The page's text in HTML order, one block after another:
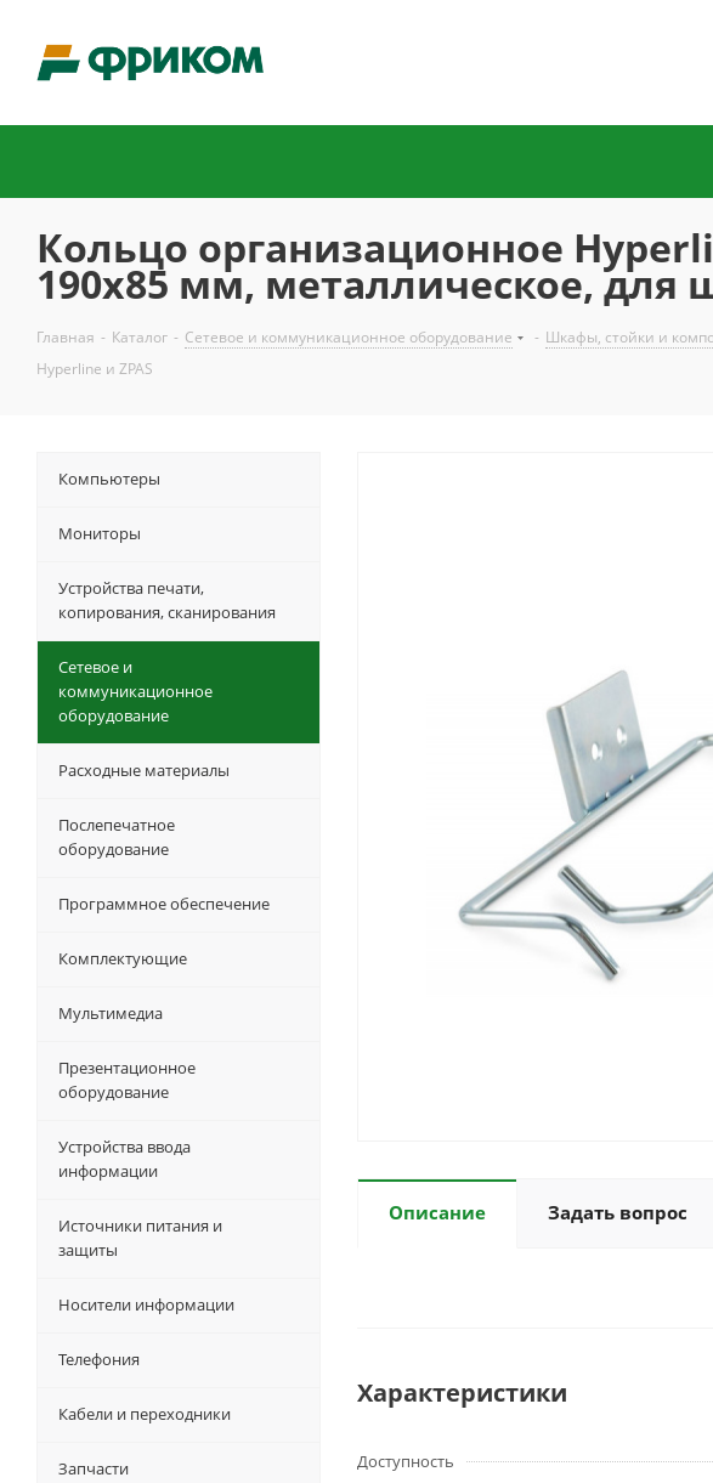
Кольцо организационное
190х85 мм, металлическое, для
Главная - Каталог - Сетевое и коммуникационное оборудование - Шкафы, стойки и
Hyperline и ZPAS
Описание Задать вопрос
Характеристики
Доступность
Компьютеры
Мониторы
Устройства печати,
копирования, сканирования
Сетевое и
коммуникационное
оборудование
Расходные материалы
Послепечатное
оборудование
Программное обеспечение
Комплектующие
Мультимедиа
Презентационное
оборудование
Устройства ввода
информации
Источники питания и
защиты
Носители информации
Телефония
Кабели и переходники
Запчасти